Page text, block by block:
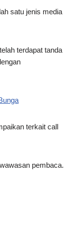
satu jenis media
terdapat tanda
terkait call
pembaca.